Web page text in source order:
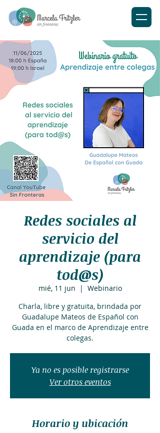
Redes sociales al
servicio del
aprendizaje (para
tod@s)
mié, 11 jun
  |
Webinario
Charla, libre y gratuita, brindada por
Guadalupe Mateos de Español con
Guada en el marco de Aprendizaje entre
colegas.
Ya no es posible registrarse
Ver otros eventos
Horario y ubicación